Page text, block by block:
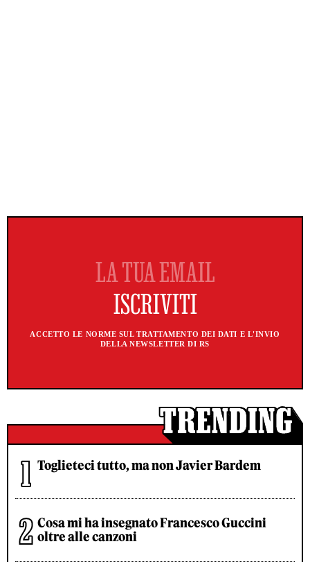
ACCETTO LE NORME SUL TRATTAMENTO DEI DATI E L'INVIO
DELLA NEWSLETTER DI RS
Toglieteci tutto, ma non Javier Bardem
Cosa mi ha insegnato Francesco Guccini
oltre alle canzoni